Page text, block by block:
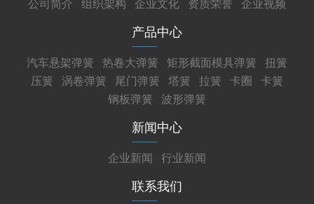
公司简介 组织架构 企业文化 资质荣誉 企业视频
产品中心
汽车悬架弹簧 热卷大弹簧 矩形截面模具弹簧
扭簧
压簧
涡卷弹簧 尾门弹簧 塔簧 拉簧 卡圈
卡簧
钢板弹簧
波形弹簧
新闻中心
企业新闻 行业新闻
联系我们